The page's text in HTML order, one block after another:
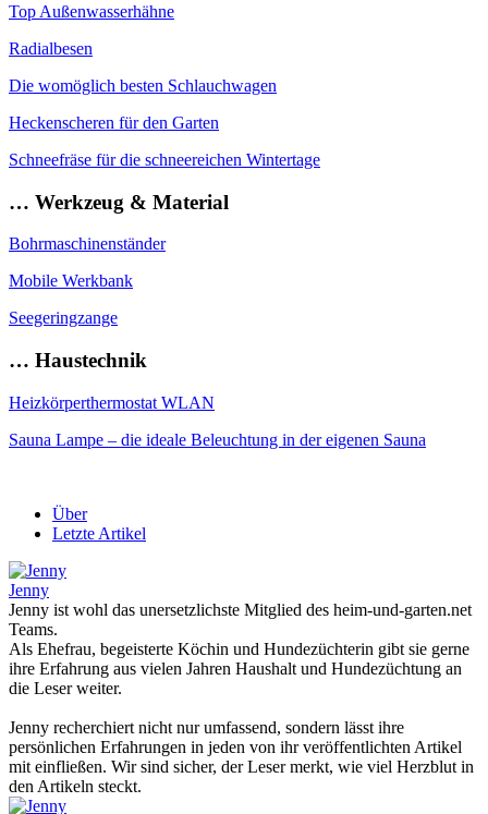
Top Außenwasserhähne
Radialbesen
Die womöglich besten Schlauchwagen
Heckenscheren für den Garten
Schneefräse für die schneereichen Wintertage
… Werkzeug & Material
Bohrmaschinenständer
Mobile Werkbank
Seegeringzange
… Haustechnik
Heizkörperthermostat WLAN
Sauna Lampe – die ideale Beleuchtung in der eigenen Sauna
Über
Letzte Artikel
Jenny
Jenny ist wohl das unersetzlichste Mitglied des heim-und-garten.net
Teams.
Als Ehefrau, begeisterte Köchin und Hundezüchterin gibt sie gerne
ihre Erfahrung aus vielen Jahren Haushalt und Hundezüchtung an
die Leser weiter.
Jenny recherchiert nicht nur umfassend, sondern lässt ihre
persönlichen Erfahrungen in jeden von ihr veröffentlichten Artikel
mit einfließen. Wir sind sicher, der Leser merkt, wie viel Herzblut in
den Artikeln steckt.